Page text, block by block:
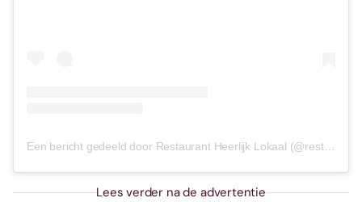
Een bericht gedeeld door Restaurant Heerlijk Lokaal (@restaurant.heerlijk.lokaal)
Lees verder na de advertentie